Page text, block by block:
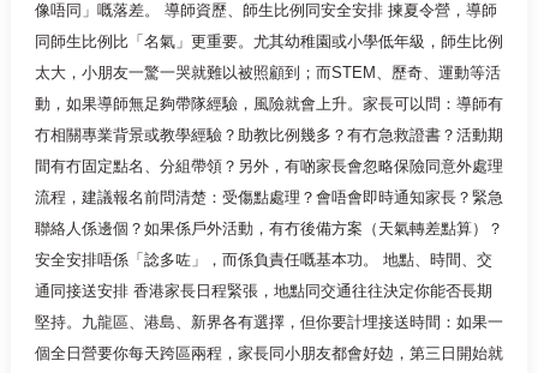
像唔同」嘅落差。 導師資歷、師生比例同安全安排 揀夏令營，導師
同師生比例比「名氣」更重要。尤其幼稚園或小學低年級，師生比例
太大，小朋友一驚一哭就難以被照顧到；而STEM、歷奇、運動等活
動，如果導師無足夠帶隊經驗，風險就會上升。家長可以問：導師有
冇相關專業背景或教學經驗？助教比例幾多？有冇急救證書？活動期
間有冇固定點名、分組帶領？另外，有啲家長會忽略保險同意外處理
流程，建議報名前問清楚：受傷點處理？會唔會即時通知家長？緊急
聯絡人係邊個？如果係戶外活動，有冇後備方案（天氣轉差點算）？
安全安排唔係「諗多咗」，而係負責任嘅基本功。 地點、時間、交
通同接送安排 香港家長日程緊張，地點同交通往往決定你能否長期
堅持。九龍區、港島、新界各有選擇，但你要計埋接送時間：如果一
個全日營要你每天跨區兩程，家長同小朋友都會好攰，第三日開始就